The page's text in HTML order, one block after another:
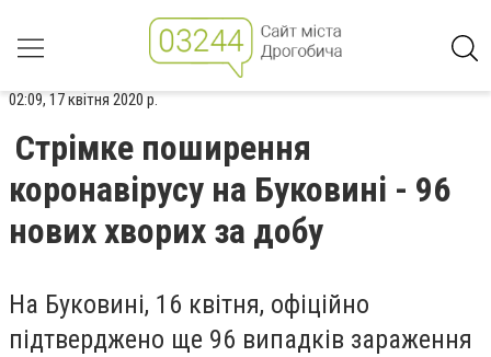
02:09, 17 квітня 2020 р.
Стрімке поширення
коронавірусу на Буковині - 96
нових хворих за добу
На Буковині, 16 квітня, офіційно
підтверджено ще 96 випадків зараження